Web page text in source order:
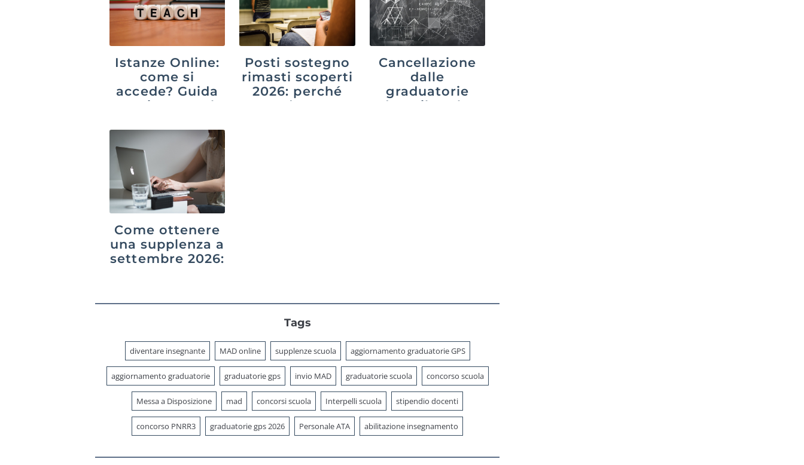
Istanze Online:
come si
accede? Guida
aggiornata al
Posti sostegno
rimasti scoperti
2026: perché
succede e cosa
Cancellazione
dalle
graduatorie
dopo il ruolo:
Come ottenere
una supplenza a
settembre 2026:
istituto e
Tags
diventare insegnante MAD online supplenze scuola aggiornamento graduatorie GPS
aggiornamento graduatorie graduatorie gps invio MAD graduatorie scuola concorso scuola
Messa a Disposizione mad concorsi scuola Interpelli scuola stipendio docenti
concorso PNRR3 graduatorie gps 2026 Personale ATA abilitazione insegnamento